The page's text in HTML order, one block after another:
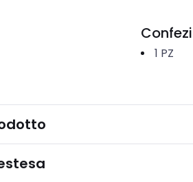
1 PZ